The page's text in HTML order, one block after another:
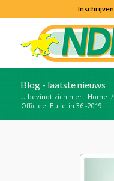
Inschrijven
Blog - laatste nieuws
U bevindt zich hier: Home /
Officieel Bulletin 36 -2019